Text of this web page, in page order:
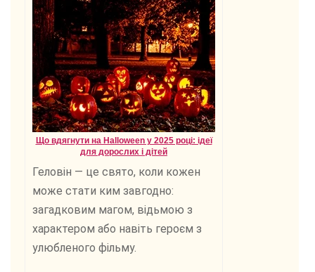
Що вдягнути на Halloween у 2025 році: ідеї
для дорослих і дітей
Геловін — це свято, коли кожен
може стати ким завгодно:
загадковим магом, відьмою з
характером або навіть героєм з
улюбленого фільму.